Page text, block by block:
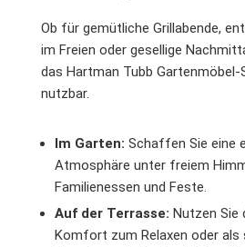
Ob für gemütliche Grillabende,
im Freien oder gesellige
das Hartman Tubb
nutzbar.
Im Garten: Schaffen Sie eine
Atmosphäre unter freiem
Familienessen und Feste.
Auf der Terrasse: Nutzen Sie
Komfort zum Relaxen oder als